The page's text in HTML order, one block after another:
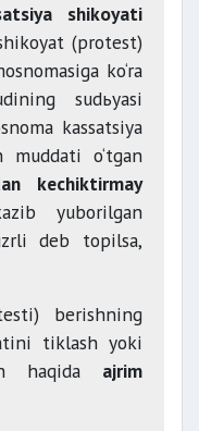
shikoyati
(protest)
ko‘ra
sudьyasi
kassatsiya
o‘tgan
kechiktirmay
yuborilgan
deb topilsa,
berishning
tiklash yoki
haqida ajrim